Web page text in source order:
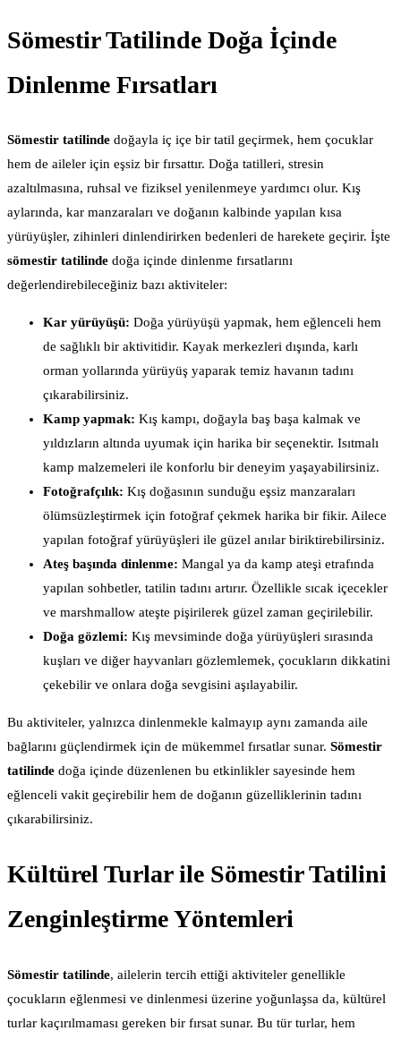
Sömestir Tatilinde Doğa İçinde
Dinlenme Fırsatları
Sömestir tatilinde doğayla iç içe bir tatil geçirmek, hem çocuklar
hem de aileler için eşsiz bir fırsattır. Doğa tatilleri, stresin
azaltılmasına, ruhsal ve fiziksel yenilenmeye yardımcı olur. Kış
aylarında, kar manzaraları ve doğanın kalbinde yapılan kısa
yürüyüşler, zihinleri dinlendirirken bedenleri de harekete geçirir. İşte
sömestir tatilinde doğa içinde dinlenme fırsatlarını
değerlendirebileceğiniz bazı aktiviteler:
Kar yürüyüşü: Doğa yürüyüşü yapmak, hem eğlenceli hem
de sağlıklı bir aktivitidir. Kayak merkezleri dışında, karlı
orman yollarında yürüyüş yaparak temiz havanın tadını
çıkarabilirsiniz.
Kamp yapmak: Kış kampı, doğayla baş başa kalmak ve
yıldızların altında uyumak için harika bir seçenektir. Isıtmalı
kamp malzemeleri ile konforlu bir deneyim yaşayabilirsiniz.
Fotoğrafçılık: Kış doğasının sunduğu eşsiz manzaraları
ölümsüzleştirmek için fotoğraf çekmek harika bir fikir. Ailece
yapılan fotoğraf yürüyüşleri ile güzel anılar biriktirebilirsiniz.
Ateş başında dinlenme: Mangal ya da kamp ateşi etrafında
yapılan sohbetler, tatilin tadını artırır. Özellikle sıcak içecekler
ve marshmallow ateşte pişirilerek güzel zaman geçirilebilir.
Doğa gözlemi: Kış mevsiminde doğa yürüyüşleri sırasında
kuşları ve diğer hayvanları gözlemlemek, çocukların dikkatini
çekebilir ve onlara doğa sevgisini aşılayabilir.
Bu aktiviteler, yalnızca dinlenmekle kalmayıp aynı zamanda aile
bağlarını güçlendirmek için de mükemmel fırsatlar sunar. Sömestir
tatilinde doğa içinde düzenlenen bu etkinlikler sayesinde hem
eğlenceli vakit geçirebilir hem de doğanın güzelliklerinin tadını
çıkarabilirsiniz.
Kültürel Turlar ile Sömestir Tatilini
Zenginleştirme Yöntemleri
Sömestir tatilinde, ailelerin tercih ettiği aktiviteler genellikle
çocukların eğlenmesi ve dinlenmesi üzerine yoğunlaşsa da, kültürel
turlar kaçırılmaması gereken bir fırsat sunar. Bu tür turlar, hem